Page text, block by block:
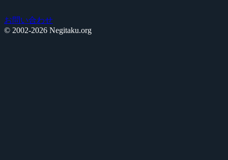
お問い合わせ
© 2002-2026 Negitaku.org